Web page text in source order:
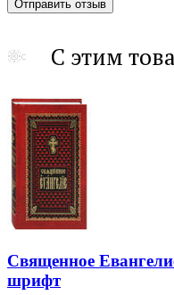
С этим
Священное
шрифт